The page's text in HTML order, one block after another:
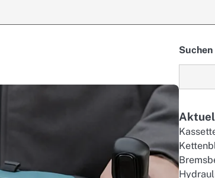
Suchen